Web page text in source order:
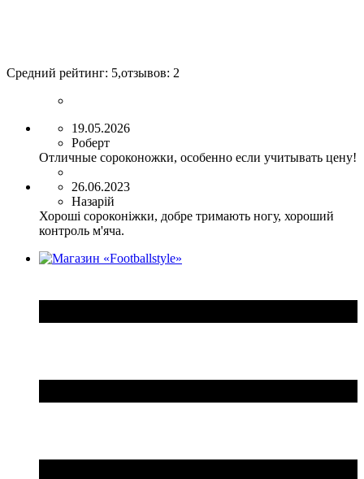
Средний рейтинг: 5,отзывов: 2
19.05.2026
Роберт
Отличные сороконожки, особенно если учитывать цену!
26.06.2023
Назарій
Хороші сороконіжки, добре тримають ногу, хороший
контроль м'яча.